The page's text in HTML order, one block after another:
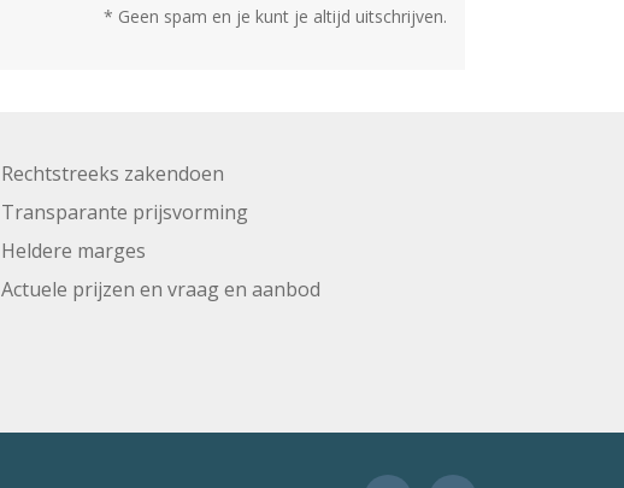
* Geen spam en je kunt je altijd uitschrijven.
Rechtstreeks zakendoen
Transparante prijsvorming
Heldere marges
Actuele prijzen en vraag en aanbod